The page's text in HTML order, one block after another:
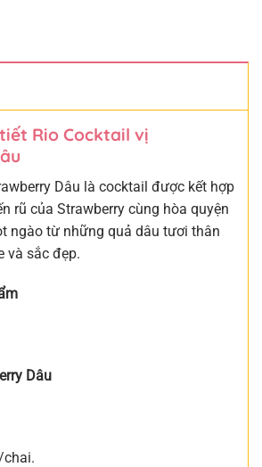
Rio Cocktail vị
Dâu là cocktail được kết hợp
rũ của Strawberry cùng hòa quyện
ngào từ những quả dâu tươi thân
và sắc đẹp.
Dâu
chai.